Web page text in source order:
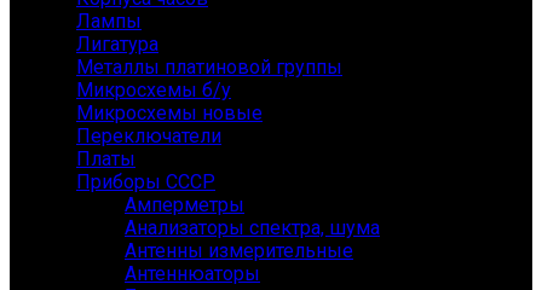
Лампы
Лигатура
Металлы платиновой группы
Микросхемы б/у
Микросхемы новые
Переключатели
Платы
Приборы СССР
Амперметры
Анализаторы спектра, шума
Антенны измерительные
Антеннюаторы